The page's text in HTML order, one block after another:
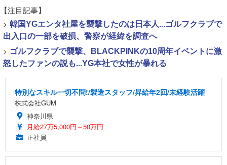
【注目記事】
> 韓国YGエンタ社屋を襲撃したのは日本人...ゴルフクラブで
出入口の一部を破損、警察が経緯を調査へ
> ゴルフクラブで襲撃、BLACKPINKの10周年イベントに激
怒したファンの説も...YG本社で女性が暴れる
特別なスキル一切不問!/製造スタッフ/昇給年2回/未経験活躍
株式会社GUM
神奈川県
月給27万5,000円～50万円
正社員